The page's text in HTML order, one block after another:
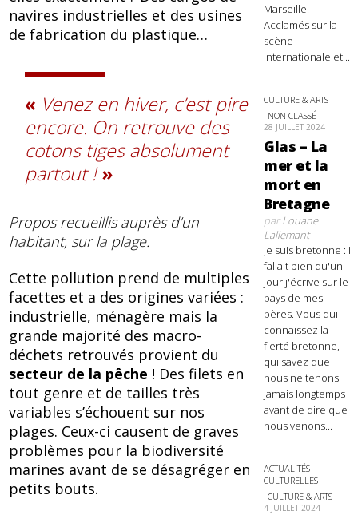
navires industrielles et des usines
de fabrication du plastique…
Venez en hiver, c’est pire
encore. On retrouve des
cotons tiges absolument
partout !
Propos recueillis auprès d’un
habitant, sur la plage.
Cette pollution prend de multiples
facettes et a des origines variées :
industrielle, ménagère mais la
grande majorité des macro-
déchets retrouvés provient du
secteur de la pêche ! Des filets en
tout genre et de tailles très
variables s’échouent sur nos
plages. Ceux-ci causent de graves
problèmes pour la biodiversité
marines avant de se désagréger en
petits bouts.
Marseille.
Acclamés sur la
scène
internationale et...
CULTURE & ARTS
NON CLASSÉ
28 JUILLET 2024
Glas – La
mer et la
mort en
Bretagne
parLouane
Lallemant
Je suis bretonne : il
fallait bien qu'un
jour j'écrive sur le
pays de mes
pères. Vous qui
connaissez la
fierté bretonne,
qui savez que
nous ne tenons
jamais longtemps
avant de dire que
nous venons...
ACTUALITÉS
CULTURELLES
CULTURE & ARTS
4 JUILLET 2024